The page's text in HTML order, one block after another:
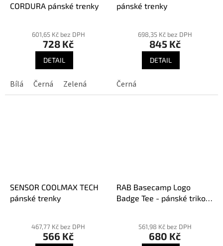
CORDURA pánské trenky
601,65 Kč bez DPH
728 Kč
DETAIL
Bílá Černá Zelená
pánské trenky
698,35 Kč bez DPH
845 Kč
DETAIL
Černá
SENSOR COOLMAX TECH
pánské trenky
hodnocení467,77 Kč bez DPH
566 Kč
RAB Basecamp Logo
Badge Tee - pánské triko s
561,98 Kč bez DPH
680 Kč